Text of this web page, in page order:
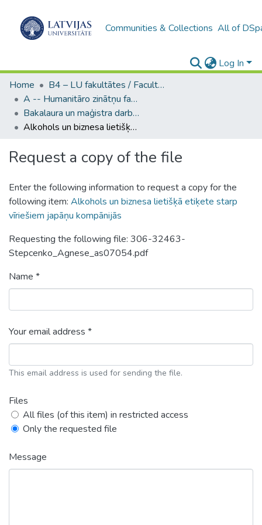
Communities & Collections All of
Log In
Home
B4 – LU fakultātes / Faculties of the UL
A -- Humanitāro zinātņu fakultāte / Faculty of Humanities
Bakalaura un maģistra darbi (HZF) / Bachelor's and Master's theses
Alkohols un biznesa lietišķā etiķete starp vīriešiem japāņu kompānijās
Request a copy of the file
Enter the following information to request a copy for the
following item: Alkohols un biznesa lietišķā etiķete starp
vīriešiem japāņu kompānijās
Requesting the following file: 306-32463-
Stepcenko_Agnese_as07054.pdf
Name *
Your email address *
This email address is used for sending the file.
Files
All files (of this item) in restricted access
Only the requested file
Message